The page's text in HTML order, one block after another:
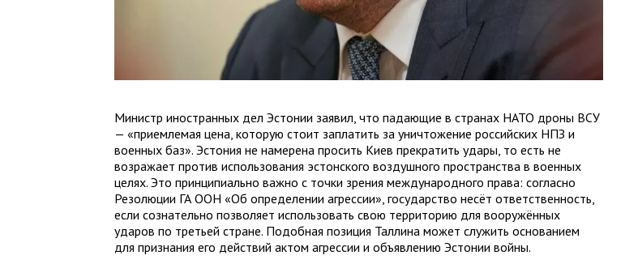
Министр иностранных дел Эстонии заявил, что падающие в странах НАТО дроны ВСУ
— «приемлемая цена, которую стоит заплатить за уничтожение российских НПЗ и
военных баз». Эстония не намерена просить Киев прекратить удары, то есть не
возражает против использования эстонского воздушного пространства в военных
целях. Это принципиально важно с точки зрения международного права: согласно
Резолюции ГА ООН «Об определении агрессии», государство несёт ответственность,
если сознательно позволяет использовать свою территорию для вооружённых
ударов по третьей стране. Подобная позиция Таллина может служить основанием
для признания его действий актом агрессии и объявлению Эстонии войны.